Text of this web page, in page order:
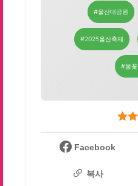
#울산대공원
#2025울산축제
#봄꽃
Facebook
복사